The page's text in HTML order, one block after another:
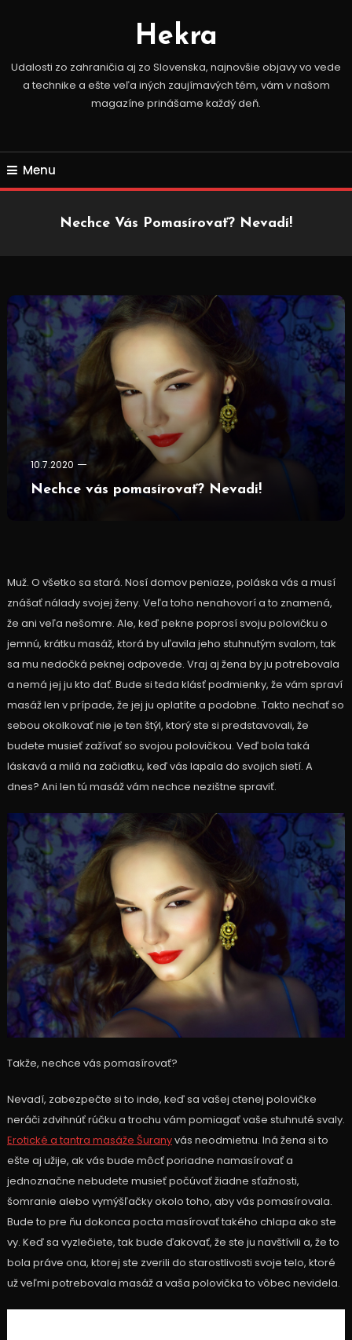
Hekra
Udalosti zo zahraničia aj zo Slovenska, najnovšie objavy vo vede
a technike a ešte veľa iných zaujímavých tém, vám v našom
magazíne prinášame každý deň.
Menu
Nechce Vás Pomasírovať? Nevadí!
10.7.2020
Nechce vás pomasírovať? Nevadí!
Muž. O všetko sa stará. Nosí domov peniaze, poláska vás a musí
znášať nálady svojej ženy. Veľa toho nenahovorí a to znamená,
že ani veľa nešomre. Ale, keď pekne poprosí svoju polovičku o
jemnú, krátku masáž, ktorá by uľavila jeho stuhnutým svalom, tak
sa mu nedočká peknej odpovede. Vraj aj žena by ju potrebovala
a nemá jej ju kto dať. Bude si teda klásť podmienky, že vám spraví
masáž len v prípade, že jej ju oplatíte a podobne. Takto nechať so
sebou okolkovať nie je ten štýl, ktorý ste si predstavovali, že
budete musieť zažívať so svojou polovičkou. Veď bola taká
láskavá a milá na začiatku, keď vás lapala do svojich sietí. A
dnes? Ani len tú masáž vám nechce nezištne spraviť.
Takže, nechce vás pomasírovať?
Nevadí, zabezpečte si to inde, keď sa vašej ctenej polovičke
neráči zdvihnúť rúčku a trochu vám pomiagať vaše stuhnuté svaly.
Erotické a tantra masáže Šuranyvás neodmietnu. Iná žena si to
ešte aj užije, ak vás bude môcť poriadne namasírovať a
jednoznačne nebudete musieť počúvať žiadne sťažnosti,
šomranie alebo vymýšľačky okolo toho, aby vás pomasírovala.
Bude to pre ňu dokonca pocta masírovať takého chlapa ako ste
vy. Keď sa vyzlečiete, tak bude ďakovať, že ste ju navštívili a, že to
bola práve ona, ktorej ste zverili do starostlivosti svoje telo, ktoré
už veľmi potrebovala masáž a vaša polovička to vôbec nevidela.